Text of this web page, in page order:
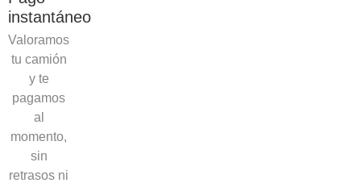
instantáneo
Valoramos
tu camión
y te
pagamos
al
momento,
sin
retrasos ni